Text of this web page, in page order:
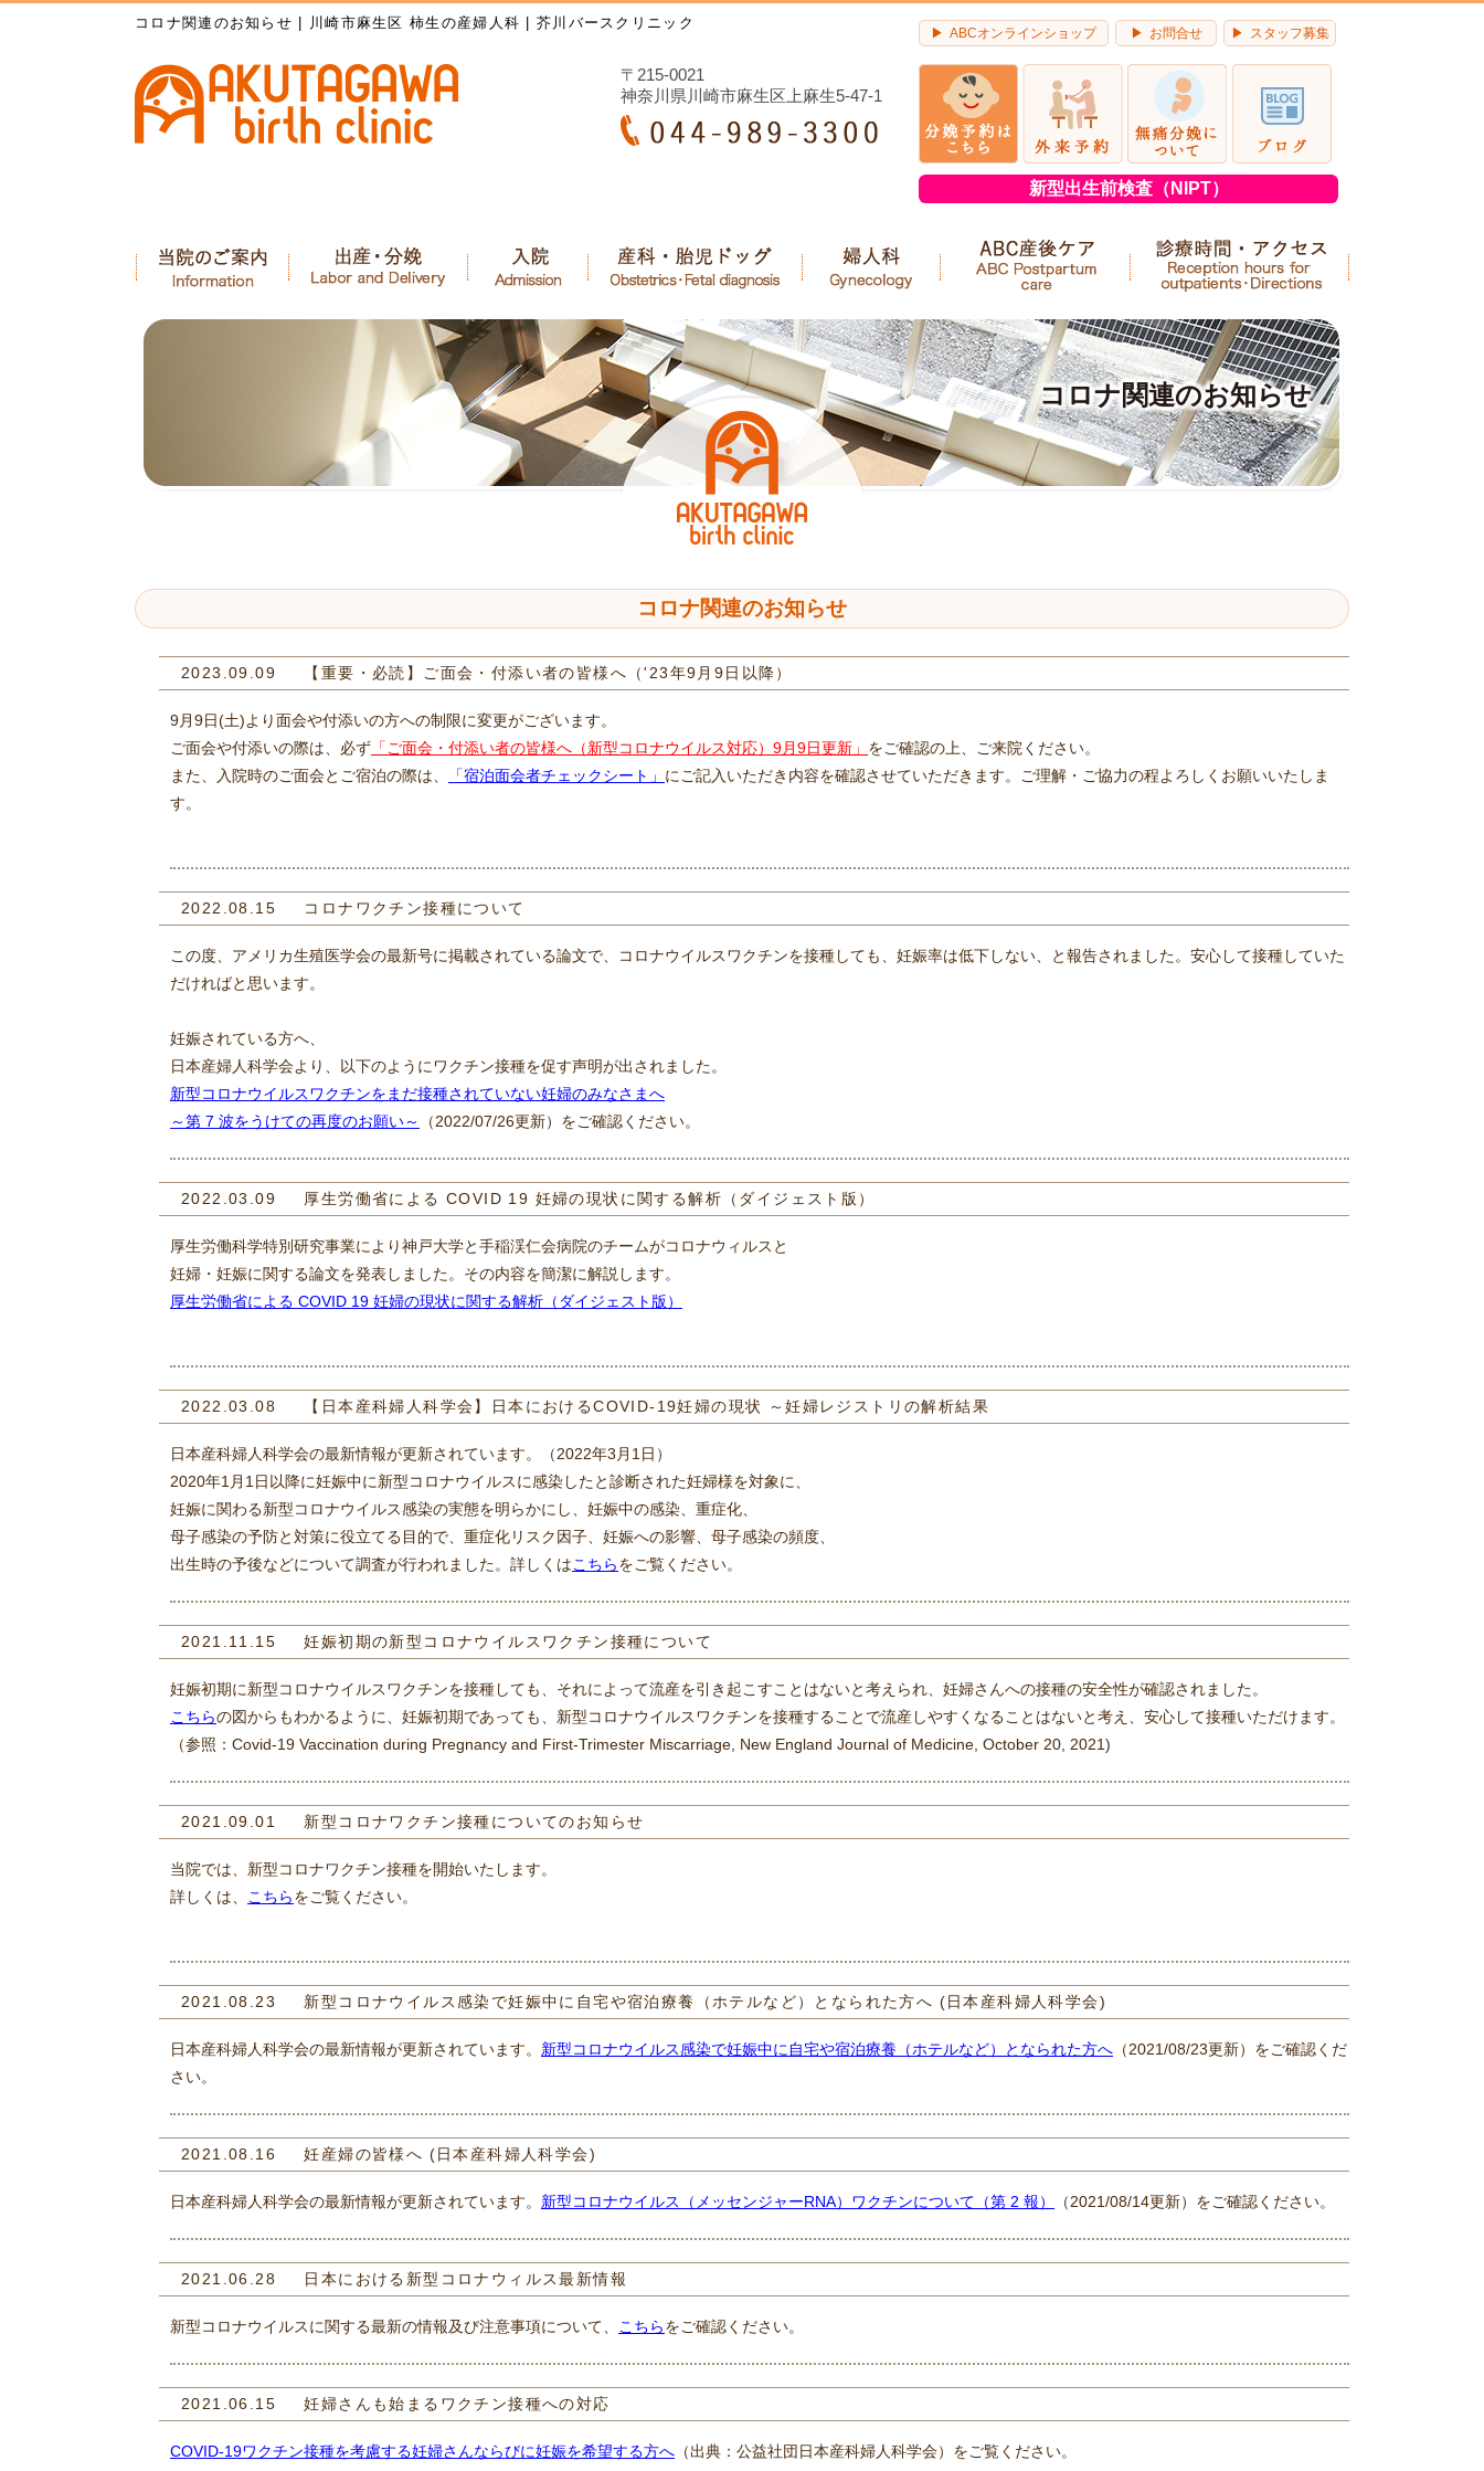
コロナ関連のお知らせ | 川崎市麻生区 柿生の産婦人科 | 芥川バースクリニック
〒215-0021
神奈川県川崎市麻生区上麻生5-47-1
新型出生前検査（NIPT）
ABCオンラインショップ お問合せ スタッフ募集
コロナ関連のお知らせ
コロナ関連のお知らせ
2023.09.09 【重要・必読】ご面会・付添い者の皆様へ（'23年9月9日以降）
9月9日(土)より面会や付添いの方への制限に変更がございます。
ご面会や付添いの際は、必ず 「ご面会・付添い者の皆様へ（新型コロナウイルス対応）9月9日更新」 をご確認の上、ご来院ください。
また、入院時のご面会とご宿泊の際は、
「宿泊面会者チェックシート」 にご記入いただき内容を確認させていただきます。ご理解・ご協力の程よろしくお願いいたしま
す。
2022.08.15 コロナワクチン接種について
この度、アメリカ生殖医学会の最新号に掲載されている論文で、コロナウイルスワクチンを接種しても、妊娠率は低下しない、と報告されました。安心して接種していた
だければと思います。
妊娠されている方へ、
日本産婦人科学会より、以下のようにワクチン接種を促す声明が出されました。
新型コロナウイルスワクチンをまだ接種されていない妊婦のみなさまへ
～第 7 波をうけての再度のお願い～
（2022/07/26更新）をご確認ください。
2022.03.09 厚生労働省による COVID 19 妊婦の現状に関する解析（ダイジェスト版）
厚生労働科学特別研究事業により神戸大学と手稲渓仁会病院のチームがコロナウィルスと
妊婦・妊娠に関する論文を発表しました。その内容を簡潔に解説します。
厚生労働省による COVID 19 妊婦の現状に関する解析（ダイジェスト版）
2022.03.08 【日本産科婦人科学会】日本におけるCOVID-19妊婦の現状 ～妊婦レジストリの解析結果
日本産科婦人科学会の最新情報が更新されています。（2022年3月1日）
2020年1月1日以降に妊娠中に新型コロナウイルスに感染したと診断された妊婦様を対象に、
妊娠に関わる新型コロナウイルス感染の実態を明らかにし、妊娠中の感染、重症化、
母子感染の予防と対策に役立てる目的で、重症化リスク因子、妊娠への影響、母子感染の頻度、
出生時の予後などについて調査が行われました。詳しくはこちらをご覧ください。
2021.11.15 妊娠初期の新型コロナウイルスワクチン接種について
妊娠初期に新型コロナウイルスワクチンを接種しても、それによって流産を引き起こすことはないと考えられ、妊婦さんへの接種の安全性が確認されました。
こちらの図からもわかるように、妊娠初期であっても、新型コロナウイルスワクチンを接種することで流産しやすくなることはないと考え、安心して接種いただけます。
（参照：Covid-19 Vaccination during Pregnancy and First-Trimester Miscarriage, New England Journal of Medicine, October 20, 2021)
2021.09.01 新型コロナワクチン接種についてのお知らせ
当院では、新型コロナワクチン接種を開始いたします。
詳しくは、
こちらをご覧ください。
2021.08.23 新型コロナウイルス感染で妊娠中に自宅や宿泊療養（ホテルなど）となられた方へ (日本産科婦人科学会)
日本産科婦人科学会の最新情報が更新されています。 新型コロナウイルス感染で妊娠中に自宅や宿泊療養（ホテルなど）となられた方へ （2021/08/23更新）をご確認くだ
さい。
2021.08.16 妊産婦の皆様へ (日本産科婦人科学会)
日本産科婦人科学会の最新情報が更新されています。 新型コロナウイルス（メッセンジャーRNA）ワクチンについて（第 2 報） （2021/08/14更新）をご確認ください。
2021.06.28 日本における新型コロナウィルス最新情報
新型コロナウイルスに関する最新の情報及び注意事項について、 こちらをご確認ください。
2021.06.15 妊婦さんも始まるワクチン接種への対応
COVID-19ワクチン接種を考慮する妊婦さんならびに妊娠を希望する方へ （出典：公益社団日本産科婦人科学会）をご覧ください。